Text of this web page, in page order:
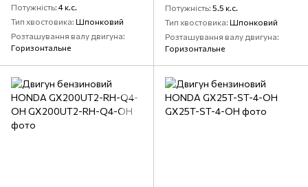
Потужність 4 к.с.
Тип хвостовика Шпонковий
Розташування валу двигуна
Горизонтальне
Потужність 5.5 к.с.
Тип хвостовика Шпонковий
Розташування валу двигуна
Горизонтальне